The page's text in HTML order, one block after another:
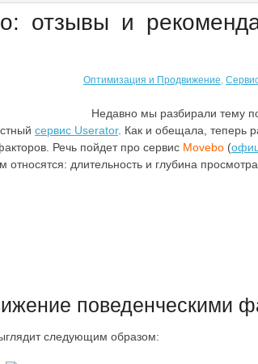
отзывы и
Оптимизация и Продвижение,
Недавно мы разбирали тему
сервис Userator. Как и обещала, теперь
Речь пойдет про сервис Movebo (
длительность и глубина просмотра
поведенческими
следующим образом: